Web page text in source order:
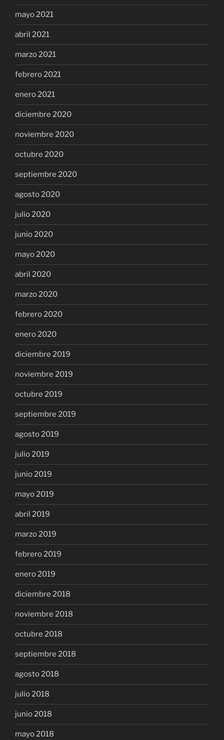
mayo 2021
abril 2021
marzo 2021
febrero 2021
enero 2021
diciembre 2020
noviembre 2020
octubre 2020
septiembre 2020
agosto 2020
julio 2020
junio 2020
mayo 2020
abril 2020
marzo 2020
febrero 2020
enero 2020
diciembre 2019
noviembre 2019
octubre 2019
septiembre 2019
agosto 2019
julio 2019
junio 2019
mayo 2019
abril 2019
marzo 2019
febrero 2019
enero 2019
diciembre 2018
noviembre 2018
octubre 2018
septiembre 2018
agosto 2018
julio 2018
junio 2018
mayo 2018